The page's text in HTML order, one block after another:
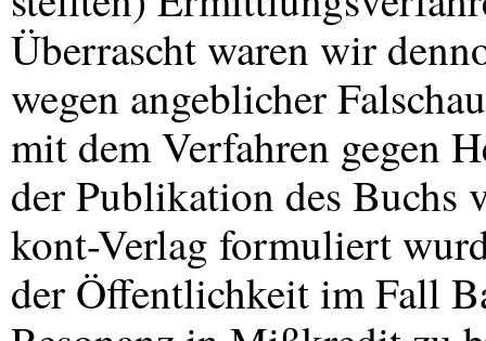
Überrascht waren wir
wegen angeblicher
mit dem Verfahren gegen
der Publikation des
kont-Verlag formuliert
der Öffentlichkeit im Fall